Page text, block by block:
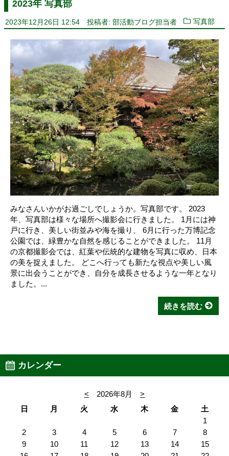
2023年 写真部
2023年12月26日 12:54 投稿者: 部活動ブログ担当者 写真部
みなさんいかがお過ごしでしょうか。写真部です。 2023
年、写真部は様々な場所へ撮影会に行きました。 1月には神
戸に行き、美しい街並みや海を撮り、 6月に行った万博記念
公園では、緑豊かな自然を感じることができました。 11月
の京都撮影会では、紅葉や伝統的な建物を写真に収め、日本
の美を捉えました。 どこへ行っても新たな視点や美しい風
景に出会うことができ、自分を成長させるような一年となり
ました。...
続きを読む
カレンダー
< 2026年8月
>
日
月 火 水 木 金
土
1
2
3 4 5 6 7
8
9
10 11 12 13 14
15